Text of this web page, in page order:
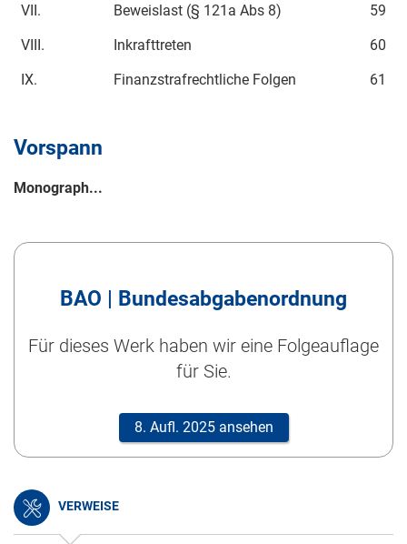
VII. Beweislast (§ 121a Abs 8)
59
VIII.
Inkrafttreten
60
IX.
Finanzstrafrechtliche Folgen 61
Vorspann
Monograph...
BAO | Bundesabgabenordnung
Für dieses Werk haben wir eine Folgeauflage
für Sie.
8. Aufl. 2025 ansehen
VERWEISE